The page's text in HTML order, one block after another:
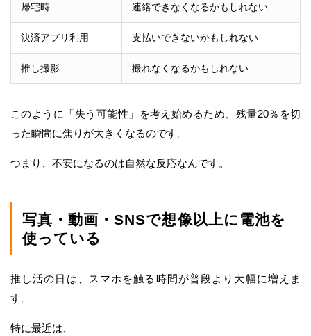
帰宅時 連絡できなくなるかもしれない
決済アプリ利用 支払いできないかもしれない
推し撮影 撮れなくなるかもしれない
このように「失う可能性」を考え始めるため、残量20％を切
った瞬間に焦りが大きくなるのです。
つまり、不安になるのは自然な反応なんです。
写真・動画・SNSで想像以上に電池を
使っている
推し活の日は、スマホを触る時間が普段より大幅に増えま
す。
特に最近は、